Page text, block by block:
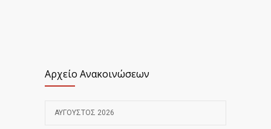
Αρχείο Ανακοινώσεων
ΑΎΓΟΥΣΤΟΣ 2026